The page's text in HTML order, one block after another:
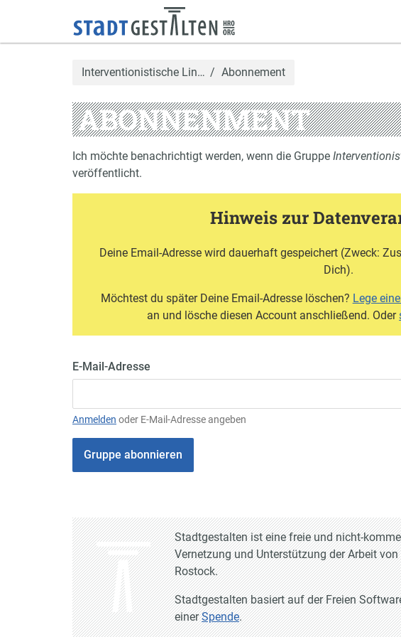
Interventionistische Lin… Abonnement
ABONNENMENT
Ich möchte benachrichtigt werden, wenn die Gruppe
veröffentlicht.
Hinweis zur
Deine Email-Adresse wird dauerhaft gespeichert (Zweck:
Dich).
Möchtest du später Deine Email-Adresse löschen? Lege
an und lösche diesen Account anschließend. Oder
E-Mail-Adresse
Anmelden oder E-Mail-Adresse angeben
Gruppe abonnieren
Stadtgestalten ist eine freie und nicht-
Vernetzung und Unterstützung der Arbeit
Rostock.
Stadtgestalten basiert auf der Freien
einerSpende.